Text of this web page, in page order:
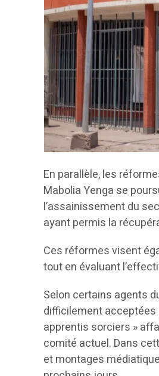
En parallèle, les
Mabolia Yenga se
l’assainissement du
ayant permis la
Ces réformes visent
tout en évaluant
Selon certains agents
difficilement acceptées
apprentis sorciers »
comité actuel. Dans
et montages